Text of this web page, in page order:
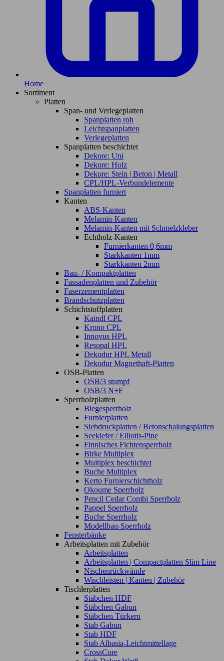
Home
Sortiment
Platten
Span- und Verlegeplatten
Spanplatten roh
Leichtspanplatten
Verlegeplatten
Spanplatten beschichtet
Dekore: Uni
Dekore: Holz
Dekore: Stein | Beton | Metall
CPL/HPL-Verbundelemente
Spanplatten furniert
Kanten
ABS-Kanten
Melamin-Kanten
Melamin-Kanten mit Schmelzkleber
Echtholz-Kanten
Furnierkanten 0,6mm
Starkkanten 1mm
Starkkanten 2mm
Bau- / Kompaktplatten
Fassadenplatten und Zubehör
Faserzementplatten
Brandschutzplatten
Schichtstoffplatten
Kaindl CPL
Krono CPL
Innovus HPL
Resopal HPL
Dekodur HPL Metall
Dekodur Magnethaft-Platten
OSB-Platten
OSB/3 stumpf
OSB/3 N+F
Sperrholzplatten
Biegesperrholz
Furnierplatten
Siebdruckplatten / Betonschalungsplatten
Seekiefer / Elliotis-Pine
Finnisches Fichtensperrholz
Birke Multiplex
Multiplex beschichtet
Buche Multiplex
Kerto Furnierschichtholz
Okoume Sperrholz
Pencil Cedar Combi Sperrholz
Pappel Sperrholz
Buche Sperrholz
Modellbau-Sperrholz
Fensterbänke
Arbeitsplatten mit Zubehör
Arbeitsplatten
Arbeitsplatten | Compactplatten Slim Line
Nischenrückwände
Wischleisten | Kanten | Zubehör
Tischlerplatten
Stäbchen HDF
Stäbchen Gabun
Stäbchen Türkern
Stab Gabun
Stab HDF
Stab Albasia-Leichtmittellage
CrossCore